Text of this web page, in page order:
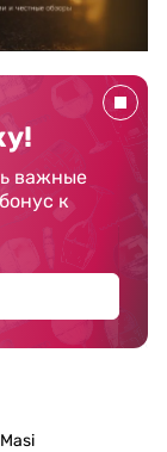
важные
к
Masi